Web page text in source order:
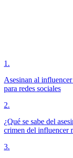
1 .
Asesinan al
para redes sociales
2.
¿Qué se sabe del
crimen del influencer
3.